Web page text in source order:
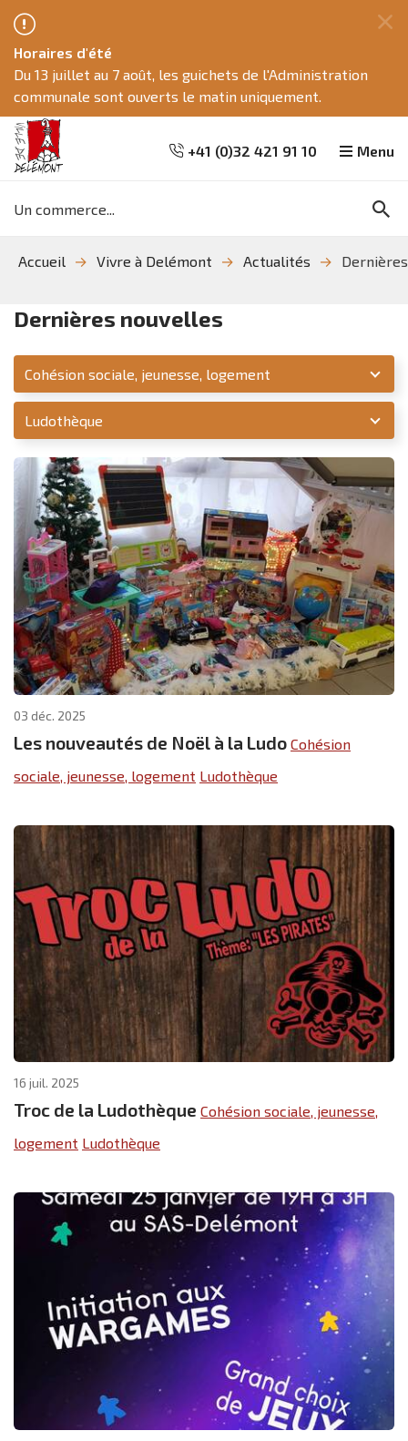
recherche
navigation
Horaires d'été
Du 13 juillet au 7 août, les guichets de l'Administration
communale sont ouverts le matin uniquement.
+41 (0)32 421 91 10
clés
Menu
Accueil Vivre à Delémont Actualités
Dernières nouvelles
Service
Unité
03 déc. 2025
Les nouveautés de Noël à la Ludo Cohésion
sociale, jeunesse, logement Ludothèque
16 juil. 2025
Troc de la Ludothèque Cohésion sociale, jeunesse,
logement Ludothèque